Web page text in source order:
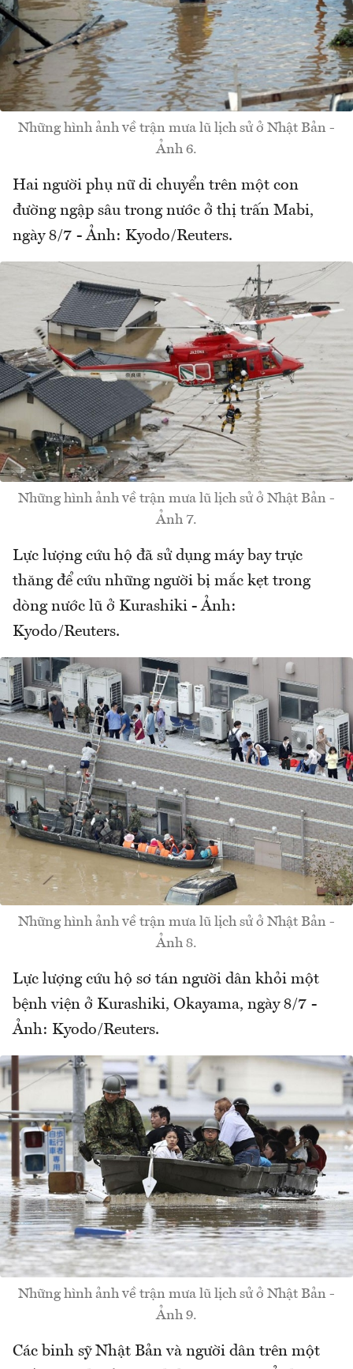
Những hình ảnh về trận mưa lũ lịch sử ở Nhật Bản -
Ảnh 6.
Hai người phụ nữ di chuyển trên một con
đường ngập sâu trong nước ở thị trấn Mabi,
ngày 8/7 - Ảnh: Kyodo/Reuters.
Những hình ảnh về trận mưa lũ lịch sử ở Nhật Bản -
Ảnh 7.
Lực lượng cứu hộ đã sử dụng máy bay trực
thăng để cứu những người bị mắc kẹt trong
dòng nước lũ ở Kurashiki - Ảnh:
Kyodo/Reuters.
Những hình ảnh về trận mưa lũ lịch sử ở Nhật Bản -
Ảnh 8.
Lực lượng cứu hộ sơ tán người dân khỏi một
bệnh viện ở Kurashiki, Okayama, ngày 8/7 -
Ảnh: Kyodo/Reuters.
Những hình ảnh về trận mưa lũ lịch sử ở Nhật Bản -
Ảnh 9.
Các binh sỹ Nhật Bản và người dân trên một